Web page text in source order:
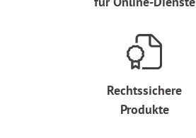
Rechtssichere
Produkte